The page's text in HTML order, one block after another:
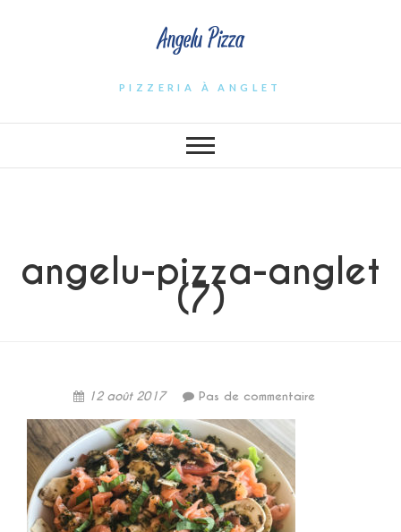
Angelu Pizza
PIZZERIA À ANGLET
angelu-pizza-anglet
(7)
12 août 2017 Pas de commentaire